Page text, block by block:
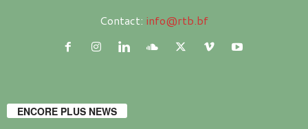
Contact: info@rtb.bf
ENCORE PLUS NEWS